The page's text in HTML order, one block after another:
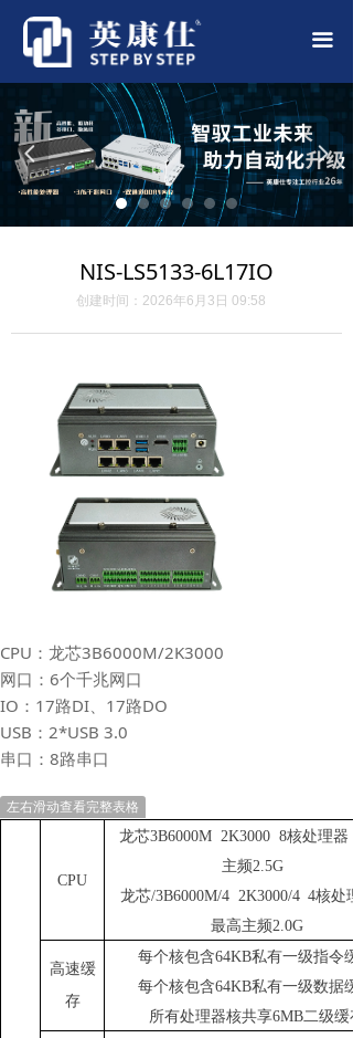
끀
首页
公司简介
产品中心
应用案例
新闻中心
联系我们
넳 넲
NIS-LS5133-6L17IO
创建时间： 2026年6月3日 09:58
CPU：龙芯3B6000M/2K3000
网口：6个千兆网口
IO：17路DI、17路DO
USB：2*USB 3.0
串口：8路串口
左右滑动查看完整表格
CPU
龙芯3B6000M 2K3000 8核处理器
主频2.5G
龙芯/3B6000M/4 2K3000/4 4核处
最高主频2.0G
高速缓
存
每个核包含64KB私有一级指令
每个核包含64KB私有一级数据
所有处理器核共享6MB二级缓